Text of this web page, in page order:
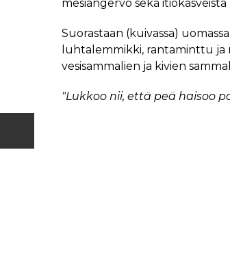
mesiangervo sekä
Suorastaan (kuivassa)
luhtalemmikki, rantaminttu ja
vesisammalien ja kivien
"Lukkoo nii, että peä haisoo